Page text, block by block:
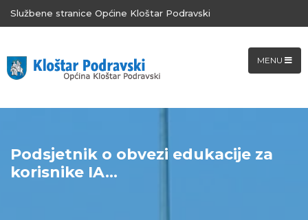
Službene stranice Općine Kloštar Podravski
MENU
Podsjetnik o obvezi edukacije za
korisnike IA...